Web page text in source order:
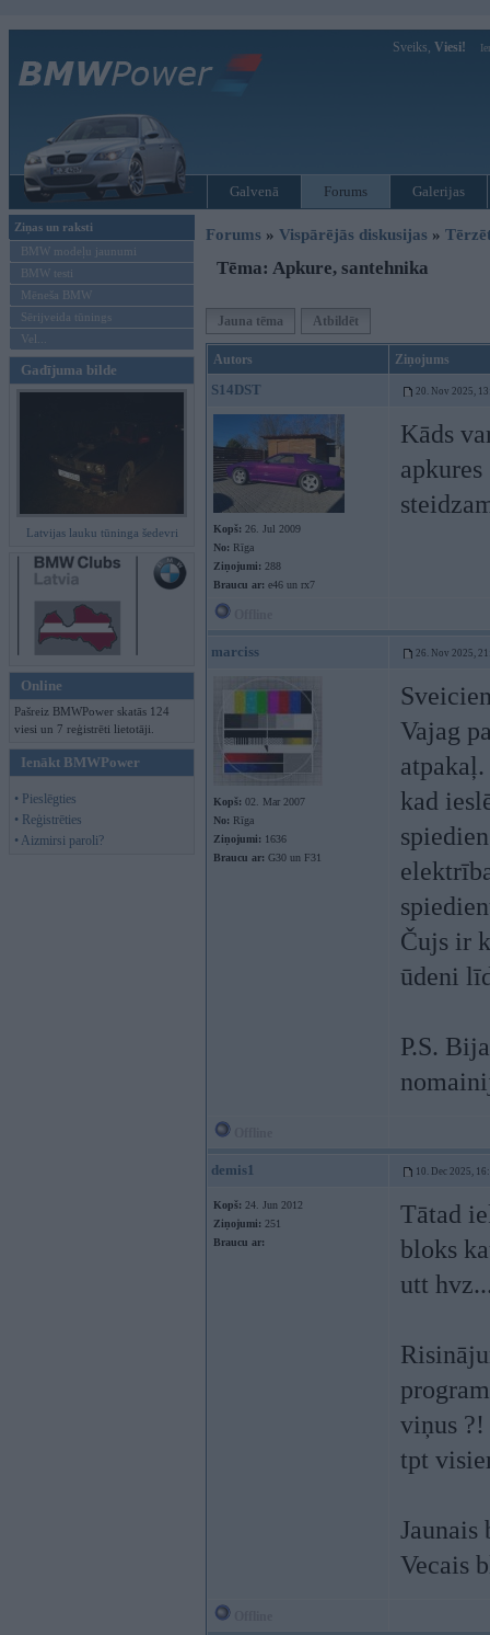
Sveiks, Viesi!
Galvenā Forums Galerijas
Ziņas un raksti
BMW modeļu jaunumi
BMW testi
Mēneša BMW
Sērijveida tūnings
Vel...
Gadījuma bilde
Latvijas lauku tūninga šedevri
Online
Pašreiz BMWPower skatās 124
viesi un 7 reģistrēti lietotāji.
Ienākt BMWPower
• Pieslēgties
• Reģistrēties
• Aizmirsi paroli?
Forums » Vispārējās diskusijas »
Tēma: Apkure, santehnika
Jauna tēma Atbildēt
Autors Ziņojums
S14DST 20. Nov 2025,
Kopš: 26. Jul 2009
No: Rīga
Ziņojumi: 288
Braucu ar: e46 un rx7
Kāds
marciss 26. Nov 2025,
Kopš: 02. Mar 2007
No: Rīga
Ziņojumi: 1636
Braucu ar: G30 un F31
Vajag
kad
Čujs ir
ūdeni
P.S.
demis1 10. Dec 2025,
Kopš: 24. Jun 2012
Ziņojumi: 251
Braucu ar:
Tātad
bloks
utt
viņus
tpt
Vecais